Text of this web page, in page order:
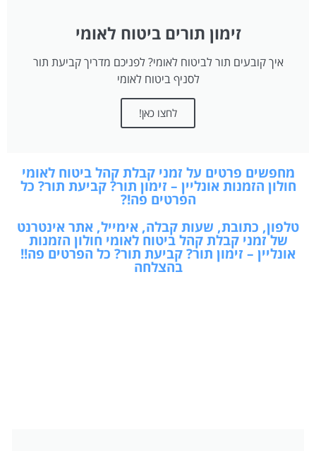
זימון תורים ביטוח לאומי
איך קובעים תור לביטוח לאומי? לפניכם מדריך קביעת תור
לסניף ביטוח לאומי
לחצו כאן!
מחפשים פרטים על זמני קבלת קהל ביטוח לאומי
חולון הזמנות אונליין – זימון תור? קביעת תור? כל
הפרטים פה!?
טלפון, כתובת, שעות קבלה, אימייל, אתר אינטרנט
של זמני קבלת קהל ביטוח לאומי חולון הזמנות
אונליין – זימון תור? קביעת תור? כל הפרטים פה!!
בהצלחה